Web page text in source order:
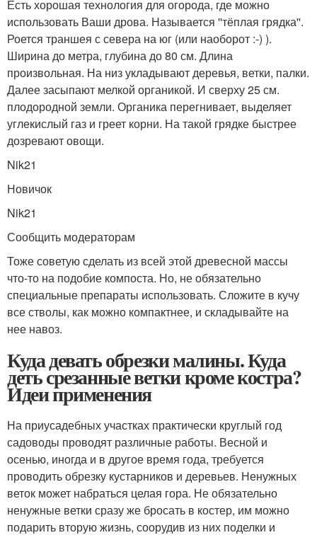
Есть хорошая технология для огорода, где можно
использовать Ваши дрова. Называется ''тёплая грядка''.
Роется траншея с севера на юг (или наоборот :-) ).
Ширина до метра, глубина до 80 см. Длина
произвольная. На низ укладывают деревья, ветки, палки.
Далее засыпают мелкой органикой. И сверху 25 см.
плодородной земли. Органика перегнивает, выделяет
углекислый газ и греет корни. На такой грядке быстрее
дозревают овощи.
Nik21
Новичок
Nik21
Сообщить модераторам
Тоже советую сделать из всей этой древесной массы
что-то на подобие компоста. Но, не обязательно
специальные препараты использовать. Сложите в кучу
все стволы, как можно компактнее, и складывайте на
нее навоз.
Куда девать обрезки малины. Куда
деть срезанные ветки кроме костра?
Идеи применения
На приусадебных участках практически круглый год
садоводы проводят различные работы. Весной и
осенью, иногда и в другое время года, требуется
проводить обрезку кустарников и деревьев. Ненужных
веток может набраться целая гора. Не обязательно
ненужные ветки сразу же бросать в костер, им можно
подарить вторую жизнь, соорудив из них поделки и